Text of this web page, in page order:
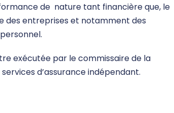
de nature tant financière que, le
des entreprises et notamment des
exécutée par le commissaire de la
d’assurance indépendant.